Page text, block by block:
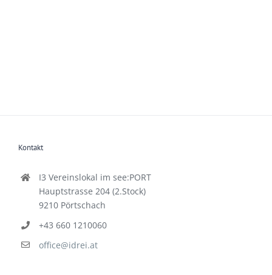
Kontakt
I3 Vereinslokal im see:PORT
Hauptstrasse 204 (2.Stock)
9210 Pörtschach
+43 660 1210060
office@idrei.at